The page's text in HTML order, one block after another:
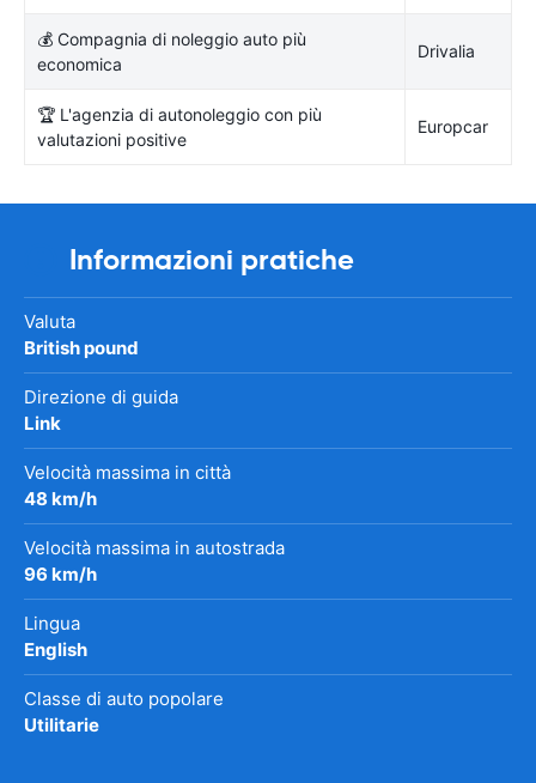
💰 Compagnia di noleggio auto più
economica
Drivalia
🏆 L'agenzia di autonoleggio con più
valutazioni positive
Europcar
Informazioni pratiche
Valuta
British pound
Direzione di guida
Link
Velocità massima in città
48 km/h
Velocità massima in autostrada
96 km/h
Lingua
English
Classe di auto popolare
Utilitarie